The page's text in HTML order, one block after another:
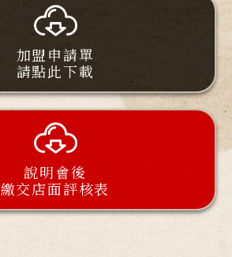
加盟申請單
請點此下載
說明會後
繳交店面評核表